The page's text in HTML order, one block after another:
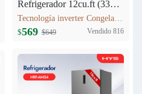
Refrigerador 12cu.ft (333L) Inverter HRF-AM45
Tecnología inverter Congelación: 77L Refrigeración: 256L Dimensión: W60.5 x D68 x H170.5(cm) Peso neto/bruto: 57KG / 63KG
$569 $649 Vendido 816